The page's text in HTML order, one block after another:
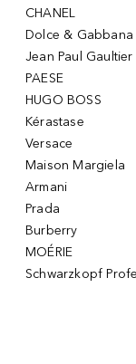
CHANEL
Dolce & Gabbana
Jean Paul Gaultier
PAESE
HUGO BOSS
Kérastase
Versace
Maison Margiela
Armani
Prada
Burberry
MOÉRIE
Schwarzkopf